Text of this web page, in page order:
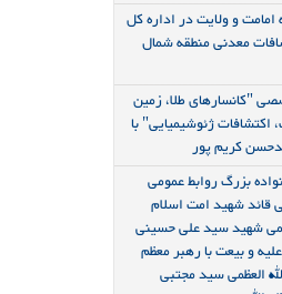
و ولایت در اداره کل
معدنی منطقه شمال
"کانسارهای طلا، زمین
اکتشافات ژئوشیمیایی" با
کریم پور
بزرگ روابط عمومی
قائد شهید امت اسلام
شهید سید علی حسینی
و بیعت با رهبر معظم
العظمی سید مجتبی